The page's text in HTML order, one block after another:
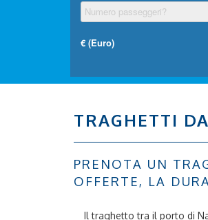
TRAGHETTI
PRENOTA UN
OFFERTE, LA
Il traghetto tra il porto di